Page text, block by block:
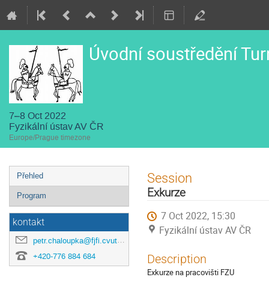
Úvodní soustředění
7–8 Oct 2022
Fyzikální ústav AV ČR
Europe/Prague timezone
Event
menu
Přehled
Program
kontakt
petr.chaloupka@fjfi.cvut.cz
+420-776 884 684
Session
Exkurze
7 Oct 2022, 15:30
Fyzikální ústav AV ČR
Description
Exkurze na pracovišti FZU